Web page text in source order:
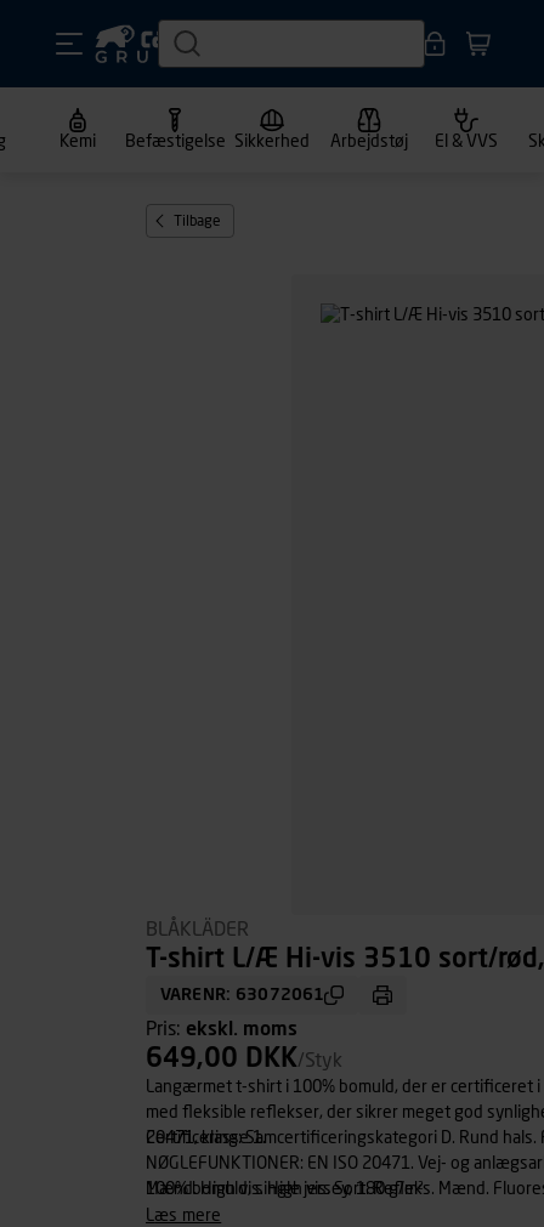
Kemi Befæstigelse Sikkerhed Arbejdstøj El & VVS
Tilbage
BLÅKLÄDER
T-shirt L/Æ Hi-vis 3510 sort/
VARENR: 63072061
Pris: ekskl. moms
649,00 DKK/Styk
Langærmet t-shirt i 100% bomuld, der er certificeret
med fleksible reflekser, der sikrer meget god
20471, klasse 1.
Certificering: Samcertificeringskategori D. Rund
NØGLEFUNKTIONER: EN ISO 20471. Vej- og
Mænd. High vis. High vis. Sort. Refleks. Mænd.
VASKEANVISNINGER: Antal vaske: x 50. Tåler ikke
100% bomuld, single jersey, 180 g/m²
læs mere